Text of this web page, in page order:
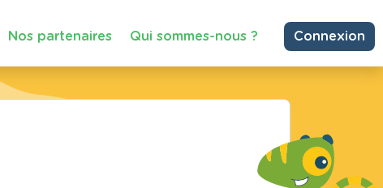
Nos partenaires Qui sommes-nous ? Connexion